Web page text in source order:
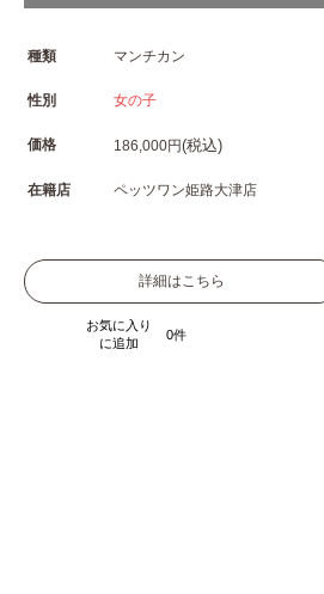
種類 マンチカン
性別 女の子
価格 186,000円(税込)
在籍店 ペッツワン姫路大津店
詳細はこちら
お気に入り
に追加
0